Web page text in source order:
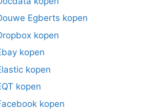
Egberts kopen
kopen
kopen
kopen
kopen
kopen